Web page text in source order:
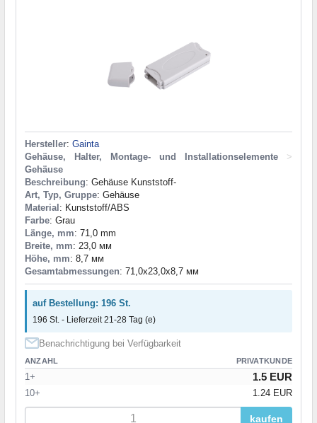
Hersteller: Gainta
Gehäuse, Halter, Montage- und Installationselemente
>
Gehäuse
Beschreibung: Gehäuse Kunststoff-
Art, Typ, Gruppe: Gehäuse
Material : Kunststoff/ABS
Farbe: Grau
Länge, mm: 71,0 mm
Breite, mm: 23,0 мм
Höhe, mm: 8,7 мм
Gesamtabmessungen: 71,0x23,0x8,7 мм
auf Bestellung: 196 St.
196 St. - Lieferzeit 21-28 Tag (e)
Benachrichtigung bei Verfügbarkeit
ANZAHL PRIVATKUNDE
1+ 1.5 EUR
10+ 1.24 EUR
kaufen